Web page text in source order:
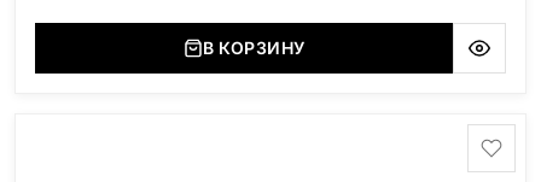
В КОРЗИНУ